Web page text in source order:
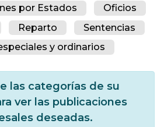
por Estados
Oficios
Reparto
Sentencias
y ordinarios
las categorías de su
ver las publicaciones
deseadas.